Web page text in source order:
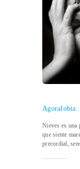
Agorafobia:
Nieves es una
que siente
precordial,